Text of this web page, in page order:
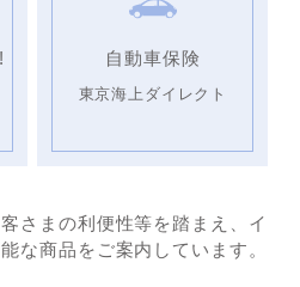
自動車保険
東京海上ダイレクト
さまの利便性等を踏まえ、イ
な商品をご案内しています。